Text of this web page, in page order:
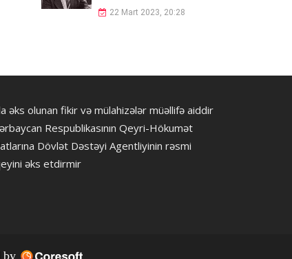
22 Mart 2023, 20:28
əks olunan fikir və mülahizələr müəllifə aiddir
Respublikasının Qeyri-Hökumət
Dövlət Dəstəyi Agentliyinin rəsmi
əks etdirmir